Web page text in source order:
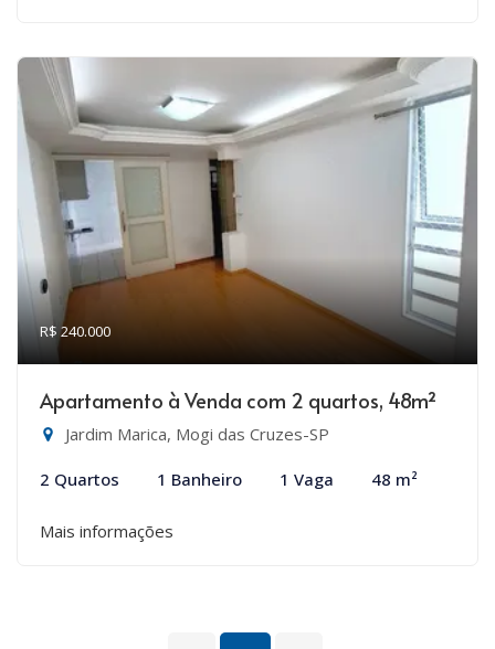
R$ 240.000
Apartamento à Venda com 2 quartos, 48m²
Jardim Marica, Mogi das Cruzes-SP
2 Quartos 1 Banheiro 1 Vaga 48 m²
Mais informações